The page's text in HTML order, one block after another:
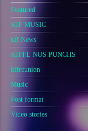
Featured
KIF MUSIC
kif News
KIFFE NOS PUNCHS
kifreunion
Music
Post format
Video stories